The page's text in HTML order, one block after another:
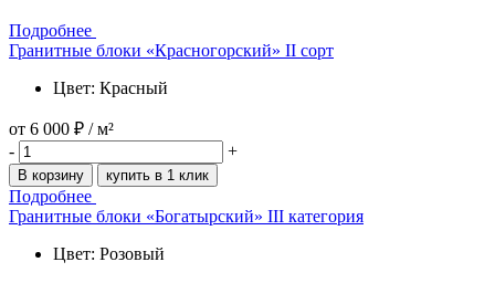
Подробнее
Гранитные блоки «Красногорский» II сорт
Цвет: Красный
от 6 000 ₽ / м²
-
+
В корзину купить в 1 клик
Подробнее
Гранитные блоки «Богатырский» III категория
Цвет: Розовый